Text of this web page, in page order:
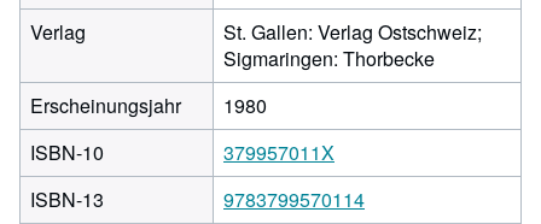
Verlag
St. Gallen: Verlag Ostschweiz;
Sigmaringen: Thorbecke
Erscheinungsjahr
1980
ISBN-10
379957011X
ISBN-13
9783799570114